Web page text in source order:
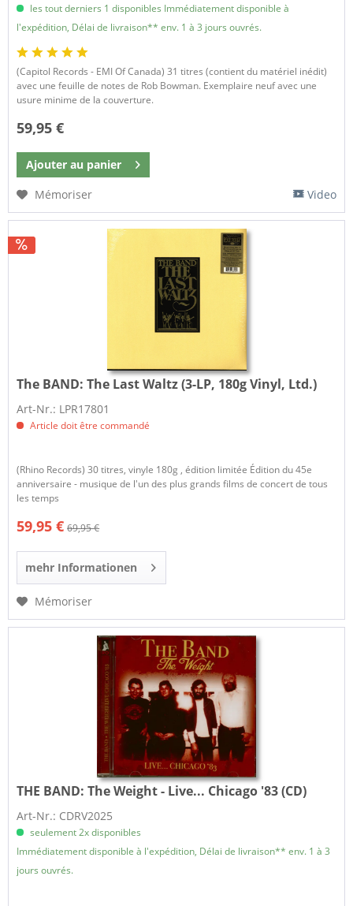
les tout derniers 1 disponibles Immédiatement disponible à
l'expédition, Délai de livraison** env. 1 à 3 jours ouvrés.
(Capitol Records - EMI Of Canada) 31 titres (contient du matériel inédit)
avec une feuille de notes de Rob Bowman. Exemplaire neuf avec une
usure minime de la couverture.
59,95 €
Ajouter au panier
Mémoriser
Video
The BAND: The Last Waltz (3-LP, 180g Vinyl, Ltd.)
Art-Nr.: LPR17801
Article doit être commandé
(Rhino Records) 30 titres, vinyle 180g , édition limitée Édition du 45e
anniversaire - musique de l'un des plus grands films de concert de tous
les temps
59,95 € 69,95 €
mehr Informationen
Mémoriser
THE BAND: The Weight - Live... Chicago '83 (CD)
Art-Nr.: CDRV2025
seulement 2x disponibles
Immédiatement disponible à l'expédition, Délai de livraison** env. 1 à 3
jours ouvrés.